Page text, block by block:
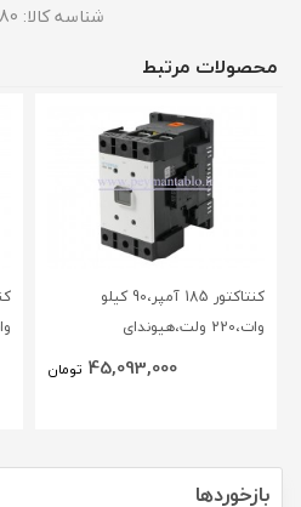
شناسه کالا:
محصولات مرتبط
کنتاکتور 185 آمپر،90 کیلو
وات،220 ولت،هیوندای
45,093,000 تومان
بازخوردها